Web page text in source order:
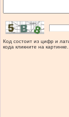
Код состоит из цифр и
кода кликните на картинке.